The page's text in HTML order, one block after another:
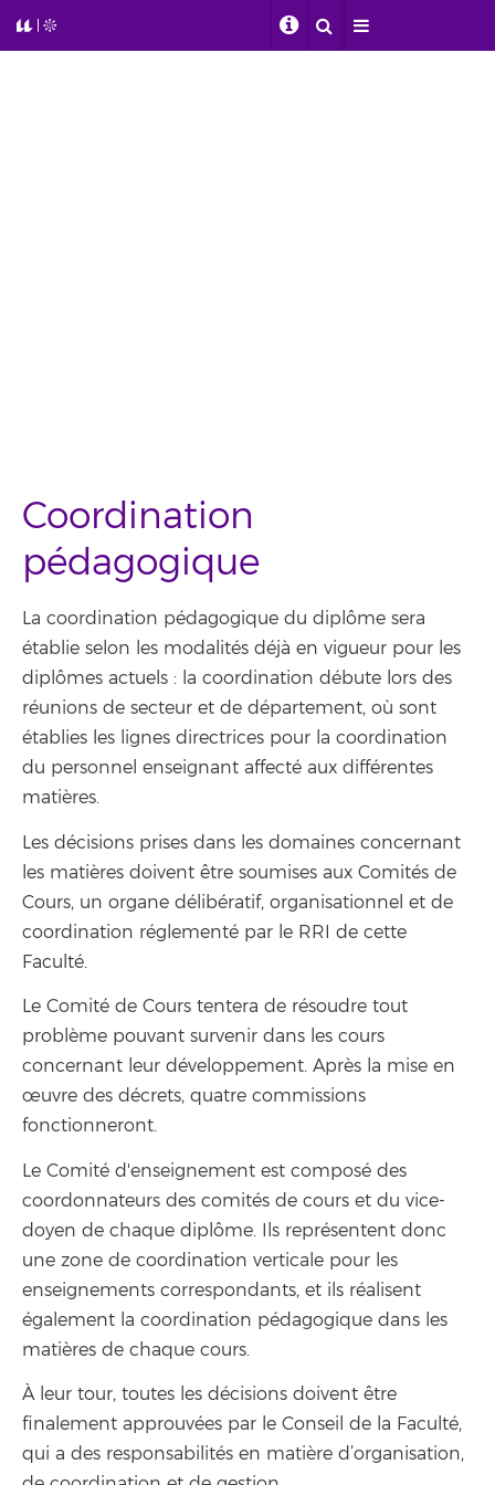
Coordination
pédagogique
La coordination pédagogique du diplôme sera
établie selon les modalités déjà en vigueur pour les
diplômes actuels : la coordination débute lors des
réunions de secteur et de département, où sont
établies les lignes directrices pour la coordination
du personnel enseignant affecté aux différentes
matières.
Les décisions prises dans les domaines concernant
les matières doivent être soumises aux Comités de
Cours, un organe délibératif, organisationnel et de
coordination réglementé par le RRI de cette
Faculté.
Le Comité de Cours tentera de résoudre tout
problème pouvant survenir dans les cours
concernant leur développement. Après la mise en
œuvre des décrets, quatre commissions
fonctionneront.
Le Comité d'enseignement est composé des
coordonnateurs des comités de cours et du vice-
doyen de chaque diplôme. Ils représentent donc
une zone de coordination verticale pour les
enseignements correspondants, et ils réalisent
également la coordination pédagogique dans les
matières de chaque cours.
À leur tour, toutes les décisions doivent être
finalement approuvées par le Conseil de la Faculté,
qui a des responsabilités en matière d’organisation,